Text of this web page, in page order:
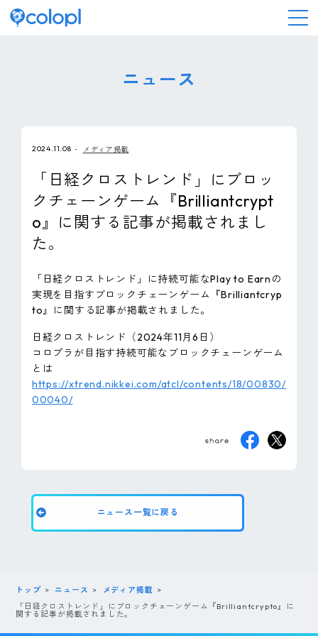
IR情報
採用情報
サステナビリティ
ピンマーク
EN
ニュース
2024.11.08 メディア掲載
「日経クロストレンド」にブロッ
クチェーンゲーム『Brilliantcrypt
o』に関する記事が掲載されまし
た。
「日経クロストレンド」に持続可能なPlay to Earnの
実現を目指すブロックチェーンゲーム『Brilliantcryp
to』に関する記事が掲載されました。
日経クロストレンド（2024年11月6日）
コロプラが目指す持続可能なブロックチェーンゲーム
とは
https://xtrend.nikkei.com/atcl/contents/18/00830/
00040/
ニュース一覧に戻る
トップ ニュース
メディア掲載
「日経クロストレンド」にブロックチェーンゲーム『Brilliantcrypto』に
関する記事が掲載されました。